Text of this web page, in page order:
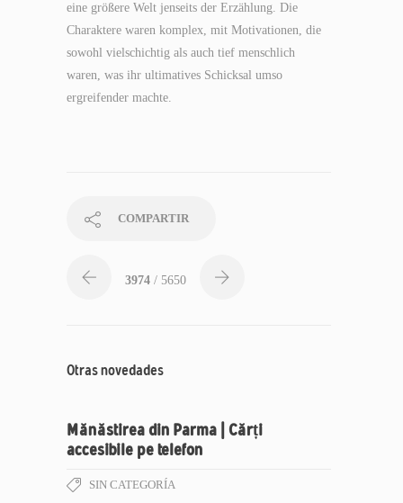
eine größere Welt jenseits der Erzählung. Die
Charaktere waren komplex, mit Motivationen, die
sowohl vielschichtig als auch tief menschlich
waren, was ihr ultimatives Schicksal umso
ergreifender machte.
COMPARTIR
3974 / 5650
Otras novedades
Mănăstirea din Parma | Cărți
accesibile pe telefon
SIN CATEGORÍA